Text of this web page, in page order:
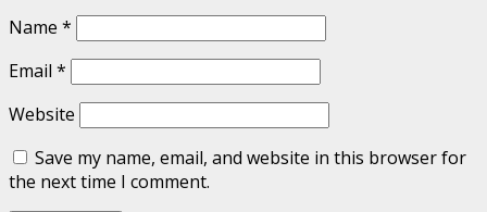
Name *
Email *
Website
Save my name, email, and website in this browser for
the next time I comment.